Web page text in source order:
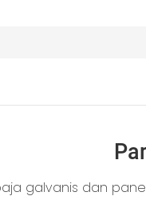
galvanis dan